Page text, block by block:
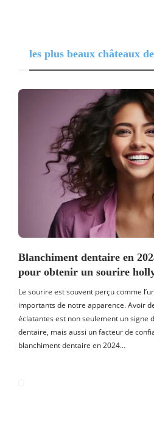
les plus beaux châteaux
Blanchiment dentaire en
pour obtenir un sourire
Le sourire est souvent perçu comme
importants de notre apparence. Avoir
éclatantes est non seulement un signe
dentaire, mais aussi un facteur de
blanchiment dentaire en 2024…